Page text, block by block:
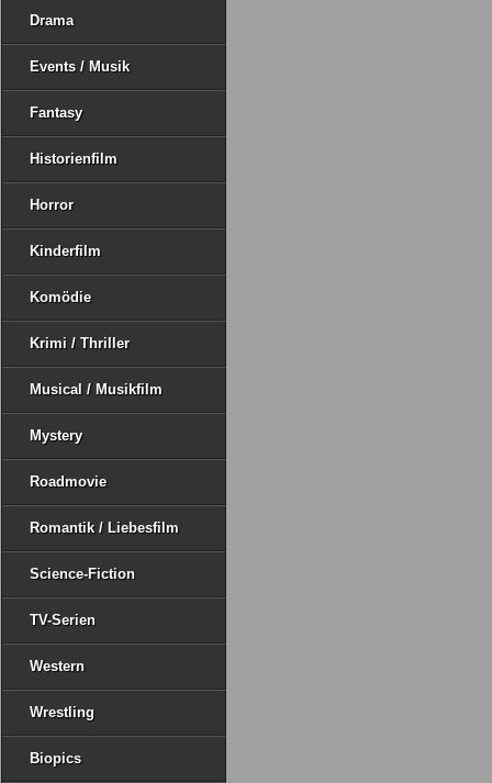
Drama
Events / Musik
Fantasy
Historienfilm
Horror
Kinderfilm
Komödie
Krimi / Thriller
Musical / Musikfilm
Mystery
Roadmovie
Romantik / Liebesfilm
Science-Fiction
TV-Serien
Western
Wrestling
Biopics